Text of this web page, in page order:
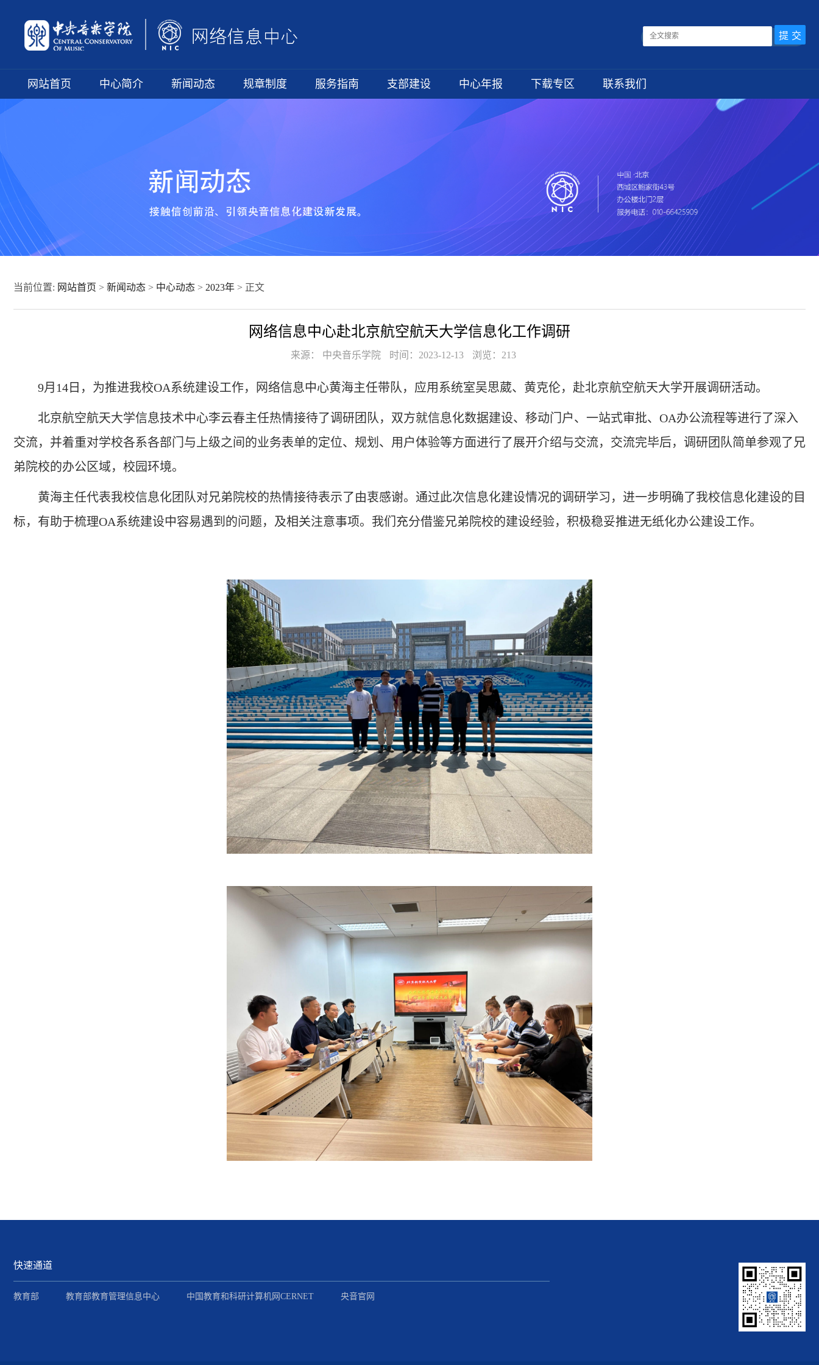
网站首页 中心简介 新闻动态 规章制度 服务指南 支部建设 中心年报 下载专区 联系我们
当前位置: 网站首页 > 新闻动态 > 中心动态 > 2023年 > 正文
网络信息中心赴北京航空航天大学信息化工作调研
来源： 中央音乐学院 时间：2023-12-13 浏览： 213
9月14日，为推进我校OA系统建设工作，网络信息中心黄海主任带队，应用系统室吴思葳、黄克伦，赴北京航空航天大学开展调研活动。
北京航空航天大学信息技术中心李云春主任热情接待了调研团队，双方就信息化数据建设、移动门户、一站式审批、OA办公流程等进行了深入
交流，并着重对学校各系各部门与上级之间的业务表单的定位、规划、用户体验等方面进行了展开介绍与交流，交流完毕后，调研团队简单参观了兄
弟院校的办公区域，校园环境。
黄海主任代表我校信息化团队对兄弟院校的热情接待表示了由衷感谢。通过此次信息化建设情况的调研学习，进一步明确了我校信息化建设的目
标，有助于梳理OA系统建设中容易遇到的问题，及相关注意事项。我们充分借鉴兄弟院校的建设经验，积极稳妥推进无纸化办公建设工作。
快速通道
教育部 教育部教育管理信息中心 中国教育和科研计算机网CERNET 央音官网